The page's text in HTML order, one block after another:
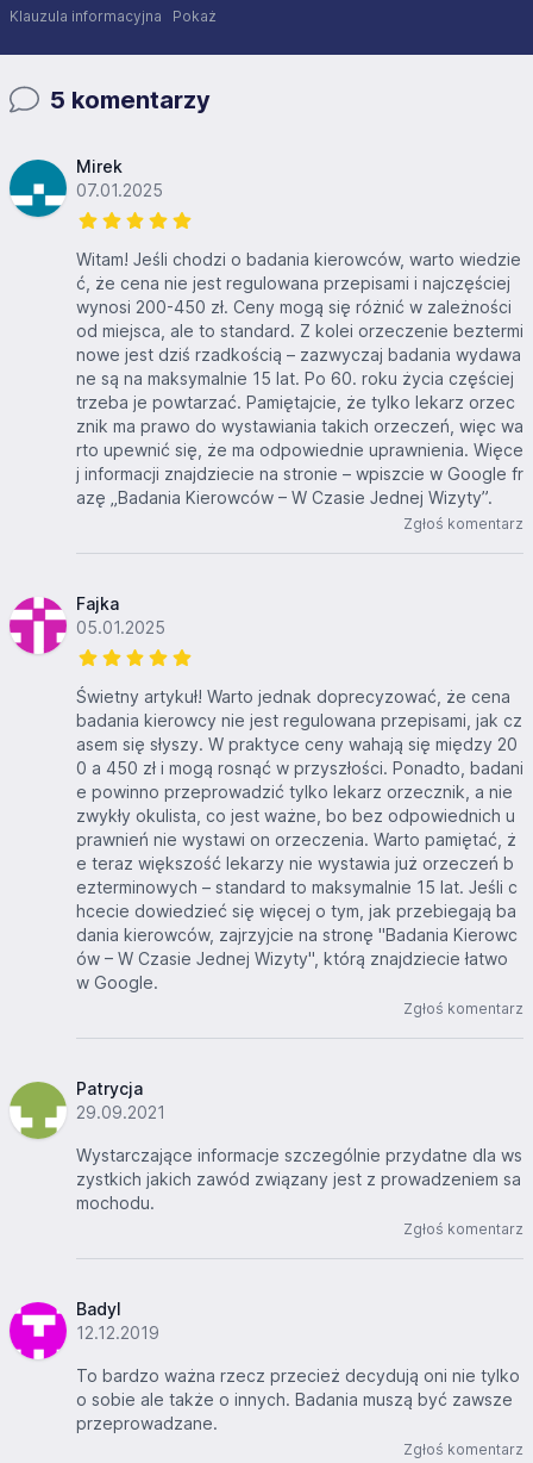
Klauzula informacyjna Pokaż
5 komentarzy
Mirek
07.01.2025
Witam! Jeśli chodzi o badania kierowców, warto wiedzie
ć, że cena nie jest regulowana przepisami i najczęściej
wynosi 200-450 zł. Ceny mogą się różnić w zależności
od miejsca, ale to standard. Z kolei orzeczenie beztermi
nowe jest dziś rzadkością – zazwyczaj badania wydawa
ne są na maksymalnie 15 lat. Po 60. roku życia częściej
trzeba je powtarzać. Pamiętajcie, że tylko lekarz orzec
znik ma prawo do wystawiania takich orzeczeń, więc wa
rto upewnić się, że ma odpowiednie uprawnienia. Więce
j informacji znajdziecie na stronie – wpiszcie w Google fr
azę „Badania Kierowców – W Czasie Jednej Wizyty”.
Zgłoś komentarz
Fajka
05.01.2025
Świetny artykuł! Warto jednak doprecyzować, że cena
badania kierowcy nie jest regulowana przepisami, jak cz
asem się słyszy. W praktyce ceny wahają się między 20
0 a 450 zł i mogą rosnąć w przyszłości. Ponadto, badani
e powinno przeprowadzić tylko lekarz orzecznik, a nie
zwykły okulista, co jest ważne, bo bez odpowiednich u
prawnień nie wystawi on orzeczenia. Warto pamiętać, ż
e teraz większość lekarzy nie wystawia już orzeczeń b
ezterminowych – standard to maksymalnie 15 lat. Jeśli c
hcecie dowiedzieć się więcej o tym, jak przebiegają ba
dania kierowców, zajrzyjcie na stronę "Badania Kierowc
ów – W Czasie Jednej Wizyty", którą znajdziecie łatwo
w Google.
Zgłoś komentarz
Patrycja
29.09.2021
Wystarczające informacje szczególnie przydatne dla ws
zystkich jakich zawód związany jest z prowadzeniem sa
mochodu.
Zgłoś komentarz
Badyl
12.12.2019
To bardzo ważna rzecz przecież decydują oni nie tylko
o sobie ale także o innych. Badania muszą być zawsze
przeprowadzane.
Zgłoś komentarz